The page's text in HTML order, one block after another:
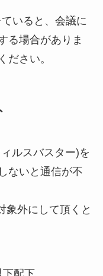
いると、会議に
る場合がありま
ださい。
ルスバスター)を
ないと通信が不
象外にして頂くと